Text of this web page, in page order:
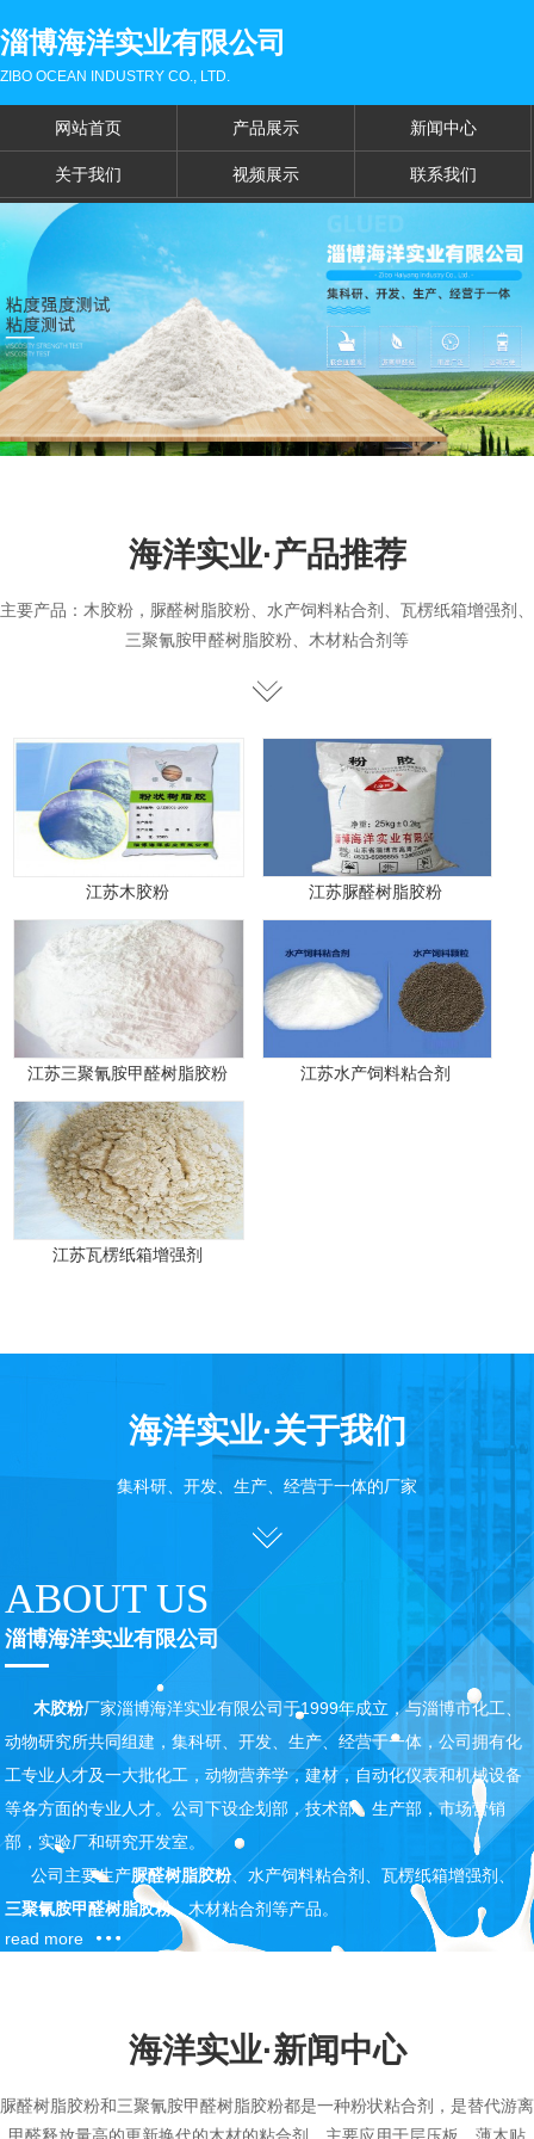
淄博海洋实业有限公司
ZIBO OCEAN INDUSTRY CO., LTD.
网站首页 产品展示 新闻中心
关于我们 视频展示 联系我们
海洋实业·产品推荐
主要产品：木胶粉，脲醛树脂胶粉、水产饲料粘合剂、瓦楞纸箱增强剂、
三聚氰胺甲醛树脂胶粉、木材粘合剂等
江苏木胶粉 江苏脲醛树脂胶粉
江苏三聚氰胺甲醛树脂胶粉 江苏水产饲料粘合剂
江苏瓦楞纸箱增强剂
海洋实业·关于我们
集科研、开发、生产、经营于一体的厂家
ABOUT US
淄博海洋实业有限公司
木胶粉厂家淄博海洋实业有限公司于1999年成立，与淄博市化工、
动物研究所共同组建，集科研、开发、生产、经营于一体，公司拥有化
工专业人才及一大批化工，动物营养学，建材，自动化仪表和机械设备
等各方面的专业人才。公司下设企划部，技术部，生产部，市场营销
部，实验厂和研究开发室。
公司主要生产脲醛树脂胶粉、水产饲料粘合剂、瓦楞纸箱增强剂、
三聚氰胺甲醛树脂胶粉、木材粘合剂等产品。
read more
海洋实业·新闻中心
脲醛树脂胶粉和三聚氰胺甲醛树脂胶粉都是一种粉状粘合剂，是替代游离